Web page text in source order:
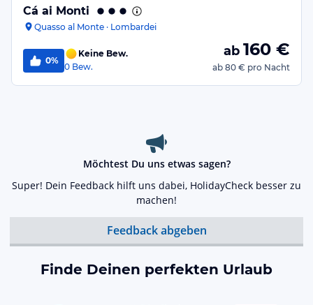
Cá ai Monti
Quasso al Monte · Lombardei
0%
Keine Bew.
0 Bew.
ab 160 €
ab 80 € pro Nacht
Möchtest Du uns etwas sagen?
Super! Dein Feedback hilft uns dabei, HolidayCheck besser zu
machen!
Feedback abgeben
Finde Deinen perfekten Urlaub